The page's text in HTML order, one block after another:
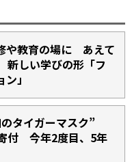
や教育の場に あえて
しい学びの形「フ
」
タイガーマスク”
付 今年2度目、5年